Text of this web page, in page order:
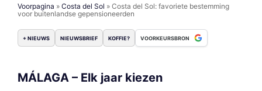
Voorpagina » Costa del Sol » Costa del Sol: favoriete bestemming
voor buitenlandse gepensioneerden
+ NIEUWS NIEUWSBRIEF KOFFIE? VOORKEURSBRON
MÁLAGA – Elk jaar kiezen